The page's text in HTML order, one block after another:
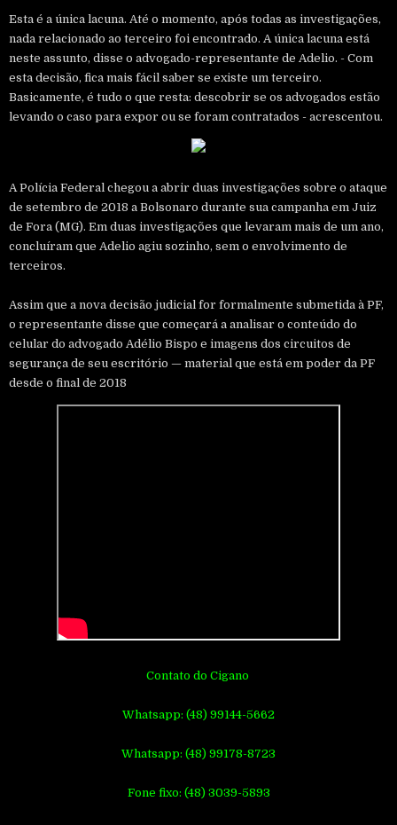
Esta é a única lacuna. Até o momento, após todas as investigações,
nada relacionado ao terceiro foi encontrado. A única lacuna está
neste assunto, disse o advogado-representante de Adelio. - Com
esta decisão, fica mais fácil saber se existe um terceiro.
Basicamente, é tudo o que resta: descobrir se os advogados estão
levando o caso para expor ou se foram contratados - acrescentou.
A Polícia Federal chegou a abrir duas investigações sobre o ataque
de setembro de 2018 a Bolsonaro durante sua campanha em Juiz
de Fora (MG). Em duas investigações que levaram mais de um ano,
concluíram que Adelio agiu sozinho, sem o envolvimento de
terceiros.
Assim que a nova decisão judicial for formalmente submetida à PF,
o representante disse que começará a analisar o conteúdo do
celular do advogado Adélio Bispo e imagens dos circuitos de
segurança de seu escritório — material que está em poder da PF
desde o final de 2018
Contato do Cigano
Whatsapp: (48) 99144-5662
Whatsapp: (48) 99178-8723
Fone fixo: (48) 3039-5893